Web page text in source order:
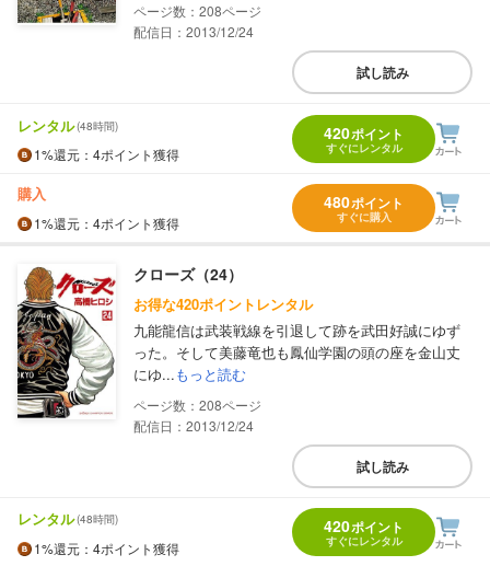
208
配信日：2013/12/24
試し読み
レンタル(48時間)
1%還元 ：4ポイント獲得
420ポイント
すぐにレンタル
購入
1%還元 ：4ポイント獲得
480ポイント
すぐに購入
クローズ（24）
お得な420ポイントレンタル
九能龍信は武装戦線を引退して跡を武田好誠にゆず
った。そして美藤竜也も鳳仙学園の頭の座を金山丈
にゆ...もっと読む
208
配信日：2013/12/24
試し読み
レンタル(48時間)
1%還元 ：4ポイント獲得
420ポイント
すぐにレンタル